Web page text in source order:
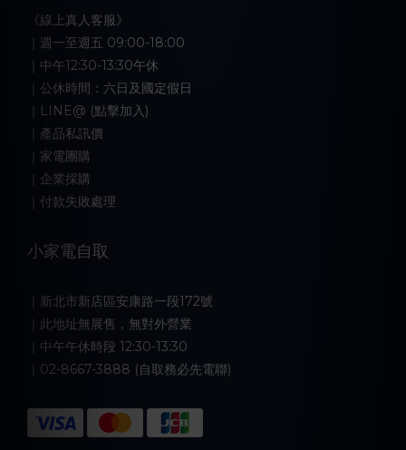
《線上真人客服》
｜週一至週五 09:00-18:00
｜中午12:30-13:30午休
｜公休時間：六日及國定假日
｜LINE@ (點擊加入)
｜產品私訊價
｜家電團購
｜企業採購
｜付款失敗處理
小家電自取
｜新北市新店區安康路一段172號
｜此地址無展售，無對外營業
｜中午午休時段 12:30-13:30
｜02-8667-3888 (自取務必先電聯)